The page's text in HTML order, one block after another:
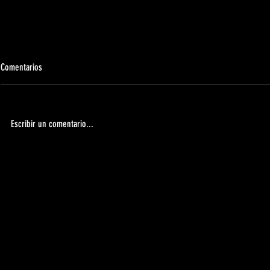
Comentarios
Escribir un comentario...